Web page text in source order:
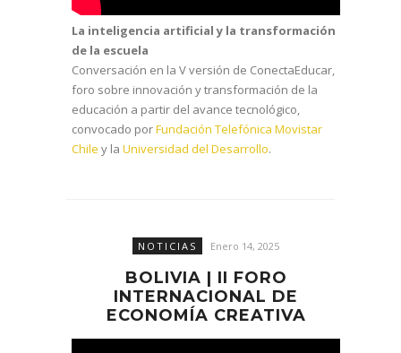
La inteligencia artificial y la transformación
de la escuela
Conversación en la V versión de ConectaEducar,
foro sobre innovación y transformación de la
educación a partir del avance tecnológico,
convocado porFundación Telefónica Movistar
Chile y la Universidad del Desarrollo.
NOTICIAS Enero 14, 2025
BOLIVIA | II FORO
INTERNACIONAL DE
ECONOMÍA CREATIVA